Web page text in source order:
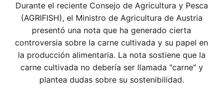
Durante el reciente Consejo de Agricultura y Pesca
(AGRIFISH), el Ministro de Agricultura de Austria
presentó una nota que ha generado cierta
controversia sobre la carne cultivada y su papel en
la producción alimentaria. La nota sostiene que la
carne cultivada no debería ser llamada "carne" y
plantea dudas sobre su sostenibilidad.